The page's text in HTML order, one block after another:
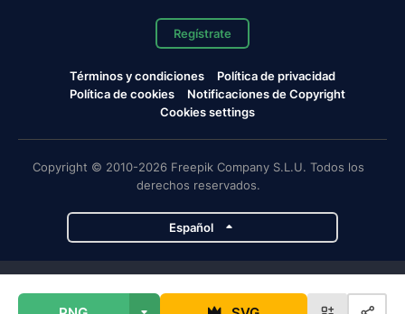
Regístrate
Términos y condiciones
Política de privacidad
Política de cookies
Notificaciones de Copyright
Cookies settings
Copyright © 2010-2026 Freepik Company S.L.U. Todos los
derechos reservados.
Español